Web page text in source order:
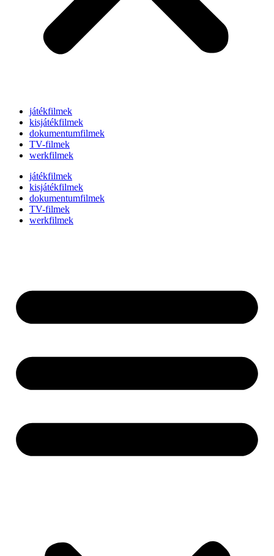
játékfilmek
kisjátékfilmek
dokumentumfilmek
TV-filmek
werkfilmek
játékfilmek
kisjátékfilmek
dokumentumfilmek
TV-filmek
werkfilmek